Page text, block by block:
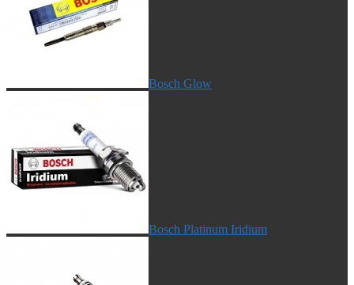
Bosch Glow
Bosch Platinum Iridium